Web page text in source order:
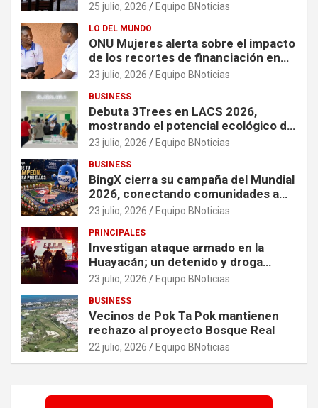
25 julio, 2026 Equipo BNoticias
LO DEL MUNDO
ONU Mujeres alerta sobre el impacto
de los recortes de financiación en
organizaciones que apoyan a
crisis
23 julio, 2026 Equipo BNoticias
BUSINESS
Debuta 3Trees en LACS 2026,
mostrando el potencial ecológico de
China en América
23 julio, 2026 Equipo BNoticias
BUSINESS
BingX cierra su campaña del Mundial
2026, conectando comunidades a
través de experiencias exclusivas
23 julio, 2026 Equipo BNoticias
PRINCIPALES
Investigan ataque armado en la
Huayacán; un detenido y droga
asegurada tras persecución
23 julio, 2026 Equipo BNoticias
BUSINESS
Vecinos de Pok Ta Pok mantienen
rechazo al proyecto Bosque Real
22 julio, 2026 Equipo BNoticias